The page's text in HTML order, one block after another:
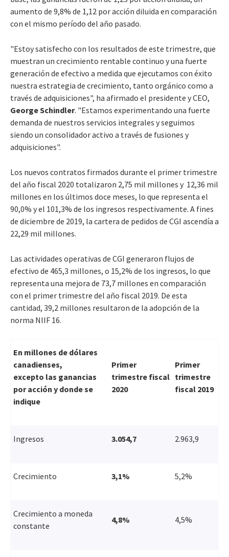
aumento de 9,8% de 1,12 por acción diluida en comparación
con el mismo período del año pasado.
"Estoy satisfecho con los resultados de este trimestre, que
muestran un crecimiento rentable continuo y una fuerte
generación de efectivo a medida que ejecutamos con éxito
nuestra estrategia de crecimiento, tanto orgánico como a
través de adquisiciones", ha afirmado el presidente y CEO,
George Schindler. "Estamos experimentando una fuerte
demanda de nuestros servicios integrales y seguimos
siendo un consolidador activo a través de fusiones y
adquisiciones".
Los nuevos contratos firmados durante el primer trimestre
del año fiscal 2020 totalizaron 2,75 mil millones y 12,36 mil
millones en los últimos doce meses, lo que representa el
90,0% y el 101,3% de los ingresos respectivamente. A fines
de diciembre de 2019, la cartera de pedidos de CGI ascendía a
22,29 mil millones.
Las actividades operativas de CGI generaron flujos de
efectivo de 465,3 millones, o 15,2% de los ingresos, lo que
representa una mejora de 73,7 millones en comparación
con el primer trimestre del año fiscal 2019. De esta
cantidad, 39,2 millones resultaron de la adopción de la
norma NIIF 16.
En millones de dólares
canadienses,
excepto las ganancias
por acción y donde se
indique
Primer
trimestre fiscal
2020
Primer
trimestre
fiscal 2019
Ingresos 3.054,7 2.963,9
Crecimiento 3,1% 5,2%
Crecimiento a moneda
constante
4,8% 4,5%